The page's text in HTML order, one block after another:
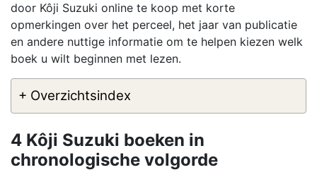
door Kôji Suzuki online te koop met korte
opmerkingen over het perceel, het jaar van publicatie
en andere nuttige informatie om te helpen kiezen welk
boek u wilt beginnen met lezen.
+ Overzichtsindex
4 Kôji Suzuki boeken in
chronologische volgorde